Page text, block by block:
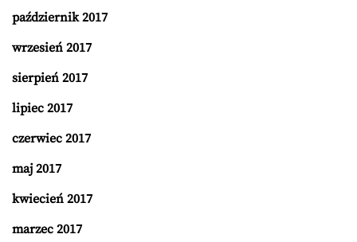
październik 2017
wrzesień 2017
sierpień 2017
lipiec 2017
czerwiec 2017
maj 2017
kwiecień 2017
marzec 2017